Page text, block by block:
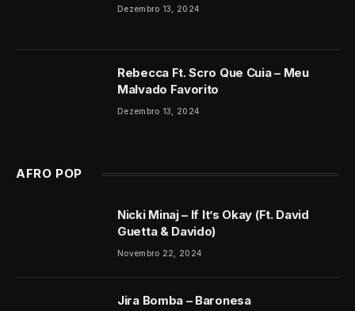
Dezembro 13, 2024
Rebecca Ft. Scro Que Cuia – Meu
Malvado Favorito
Dezembro 13, 2024
AFRO POP
Nicki Minaj – If It’s Okay (Ft. David
Guetta & Davido)
Novembro 22, 2024
Jira Bomba – Baronesa